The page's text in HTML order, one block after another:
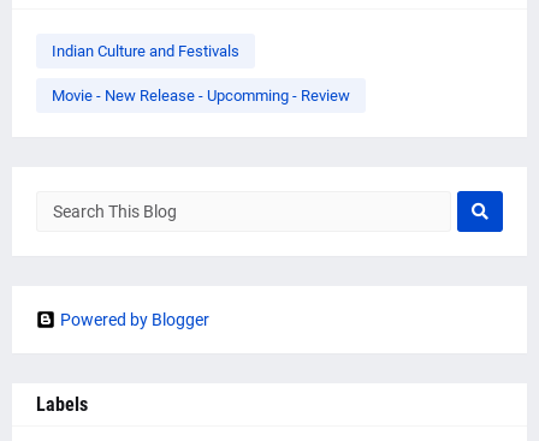
Indian Culture and Festivals
Movie - New Release - Upcomming - Review
Powered by Blogger
Labels